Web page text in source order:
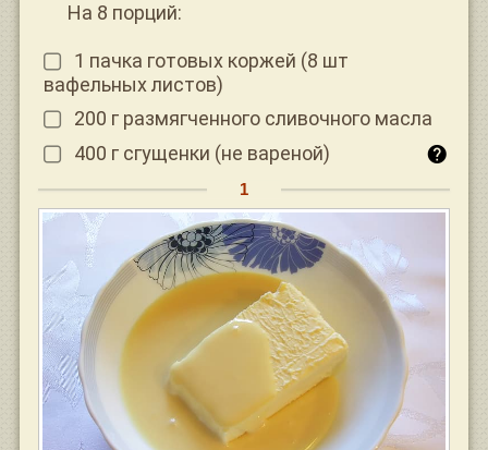
На 8 порций:
1 пачка готовых коржей (8 шт
вафельных листов)
200 г размягченного сливочного масла
400 г сгущенки (не вареной)